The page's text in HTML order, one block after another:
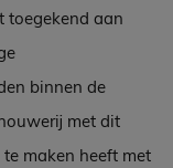
toegekend aan
binnen de
met dit
maken heeft met